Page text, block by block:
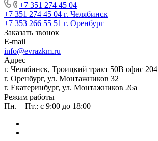
+7 351 274 45 04
+7 351 274 45 04 г. Челябинск
+7 353 266 55 51 г. Оренбург
Заказать звонок
E-mail
info@evrazkm.ru
Адрес
г. Челябинск, Троицкий тракт 50В офис 204
г. Оренбург, ул. Монтажников 32
г. Екатеринбург, ул. Монтажников 26а
Режим работы
Пн. – Пт.: с 9:00 до 18:00